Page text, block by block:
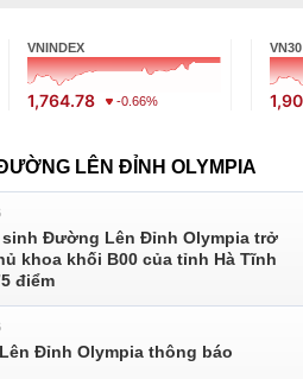
VNINDEX
1,764.78 -0.66%
VN30
LÊN ĐỈNH OLYMPIA
Đường Lên Đỉnh Olympia trở
khoa khối B00 của tỉnh Hà Tĩnh
điểm
Đỉnh Olympia thông báo